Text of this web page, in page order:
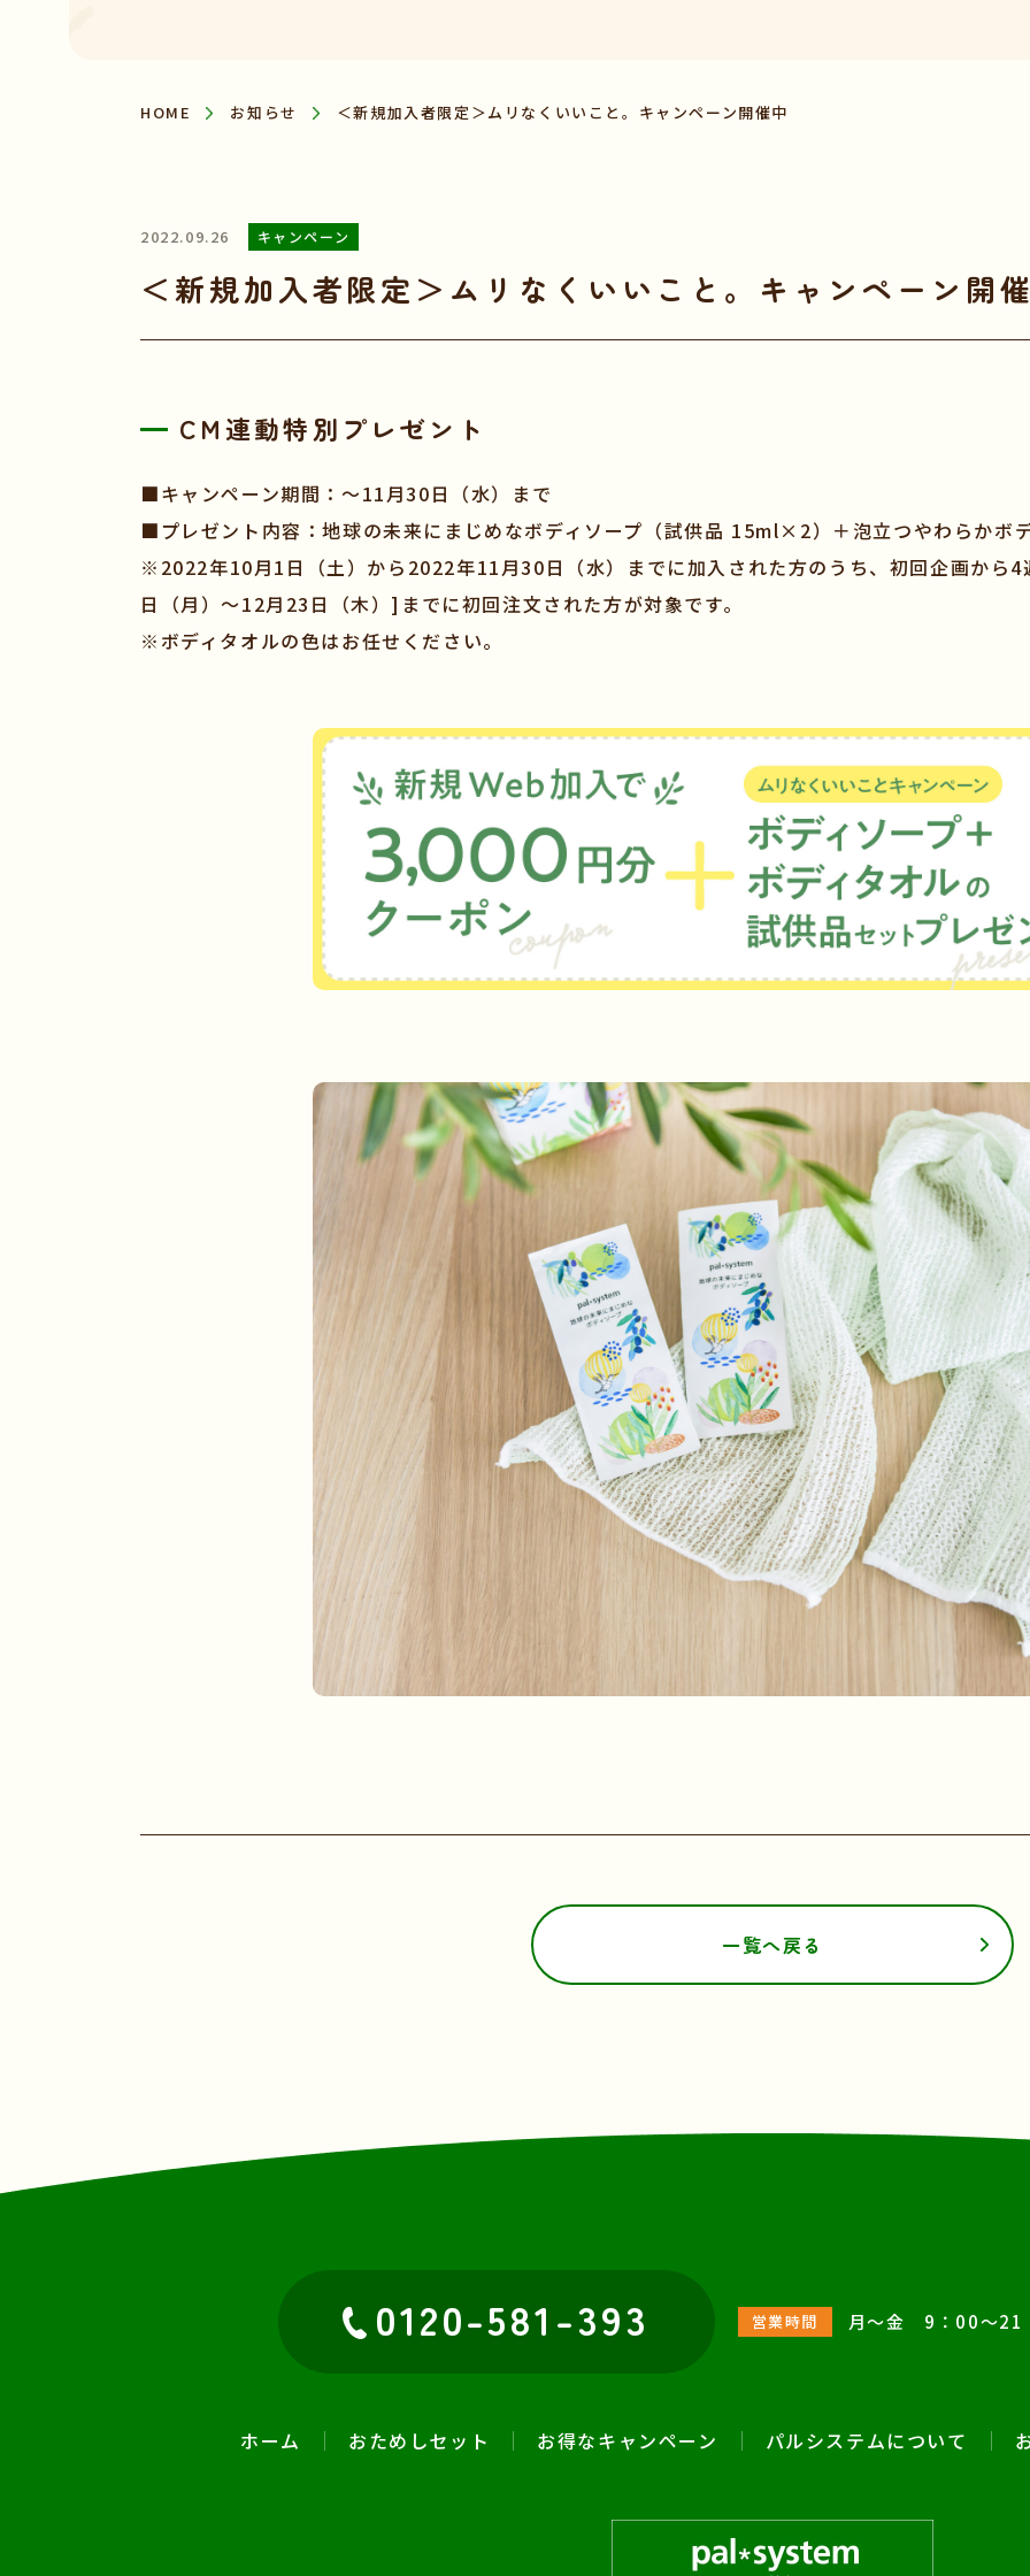
HOME お知らせ ＜新規加入者限定＞ムリなくいいこと。キャンペーン開催中
2022.09.26 キャンペーン
＜新規加入者限定＞ムリなくいいこと。キャンペーン開
CM連動特別プレゼント
■キャンペーン期間：～11月30日（水）まで
■プレゼント内容：地球の未来にまじめなボディソープ（試供品 15ml×2）＋泡立つやわらかボ
※2022年10月1日（土）から2022年11月30日（水）までに加入された方のうち、初回企画から
日（月）～12月23日（木）]までに初回注文された方が対象です。
※ボディタオルの色はお任せください。
一覧へ戻る
0120-581-393 営業時間 月～金 9：00～
ホーム おためしセット お得なキャンペーン パルシステムについて